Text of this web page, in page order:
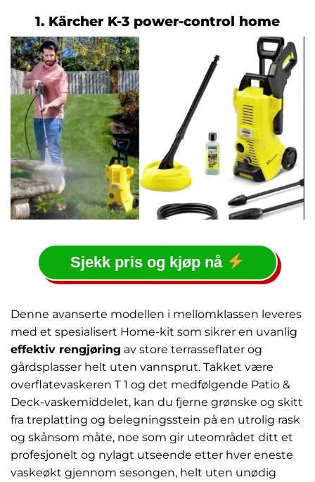
1. Kärcher K-3 power-control home
Sjekk pris og kjøp nå
Denne avanserte modellen i mellomklassen leveres
med et spesialisert Home-kit som sikrer en uvanlig
effektiv rengjøring av store terrasseflater og
gårdsplasser helt uten vannsprut. Takket være
overflatevaskeren T 1 og det medfølgende Patio &
Deck-vaskemiddelet, kan du fjerne grønske og skitt
fra treplatting og belegningsstein på en utrolig rask
og skånsom måte, noe som gir uteområdet ditt et
profesjonelt og nylagt utseende etter hver eneste
vaskeøkt gjennom sesongen, helt uten unødig